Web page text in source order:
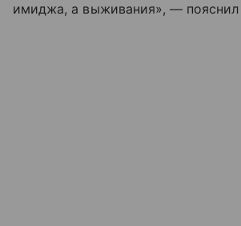
имиджа, а выживания», — пояснил